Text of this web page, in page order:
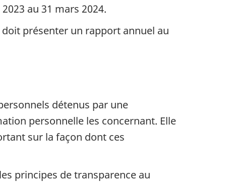
au 31 mars 2024.
présenter un rapport annuel au
détenus par une
personnelle les concernant. Elle
sur la façon dont ces
principes de transparence au